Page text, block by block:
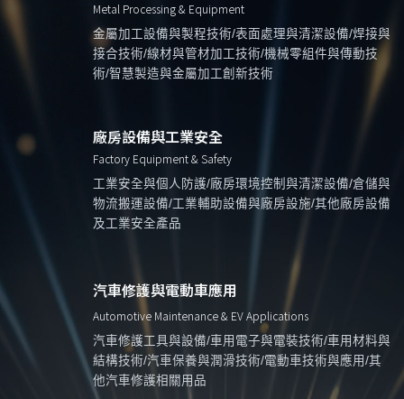
Metal Processing & Equipment
金屬加工設備與製程技術/表面處理與清潔設備/焊接與
接合技術/線材與管材加工技術/機械零組件與傳動技
術/智慧製造與金屬加工創新技術
廠房設備與工業安全
Factory Equipment & Safety
工業安全與個人防護/廠房環境控制與清潔設備/倉儲與
物流搬運設備/工業輔助設備與廠房設施/其他廠房設備
及工業安全產品
汽車修護與電動車應用
Automotive Maintenance & EV Applications
汽車修護工具與設備/車用電子與電裝技術/車用材料與
結構技術/汽車保養與潤滑技術/電動車技術與應用/其
他汽車修護相關用品